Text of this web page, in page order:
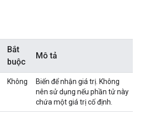
Bắt
buộc
Mô tả
Không
Biến để nhận giá trị. Không
nên sử dụng nếu phần tử này
chứa một giá trị cố định.